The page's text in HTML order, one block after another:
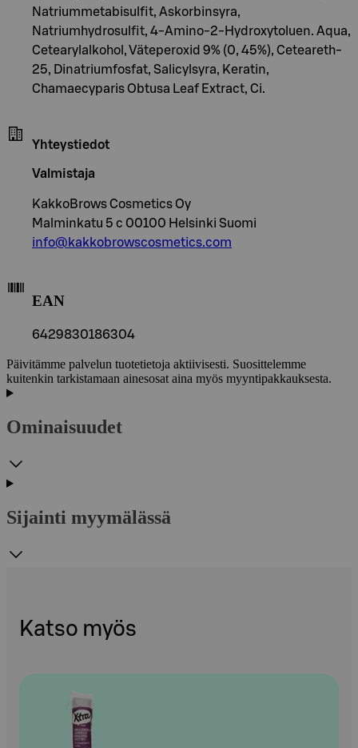
Natriummetabisulfit, Askorbinsyra,
Natriumhydrosulfit, 4-Amino-2-Hydroxytoluen. Aqua,
Cetearylalkohol, Väteperoxid 9% (0, 45%), Ceteareth-
25, Dinatriumfosfat, Salicylsyra, Keratin,
Chamaecyparis Obtusa Leaf Extract, Ci.
Yhteystiedot
Valmistaja
KakkoBrows Cosmetics Oy
Malminkatu 5 c 00100 Helsinki Suomi
info@kakkobrowscosmetics.com
EAN
6429830186304
Päivitämme palvelun tuotetietoja aktiivisesti. Suosittelemme
kuitenkin tarkistamaan ainesosat aina myös myyntipakkauksesta.
Ominaisuudet
Sijainti myymälässä
Katso myös